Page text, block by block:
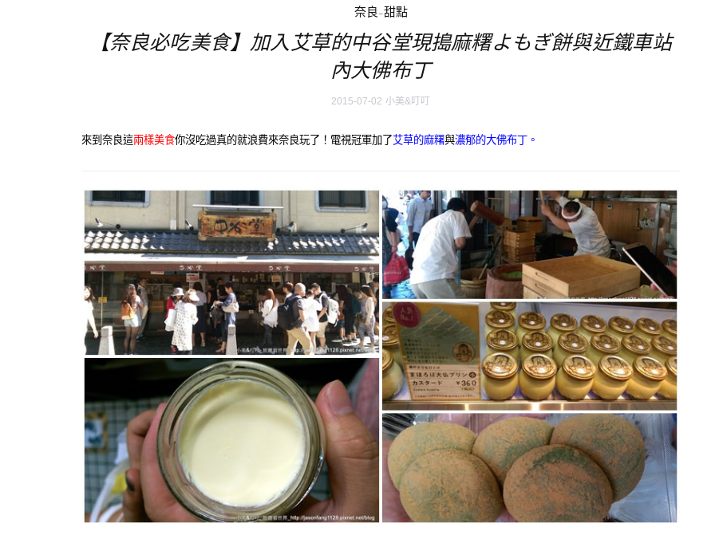
奈良-甜點
【奈良必吃美食】加入艾草的中谷堂現搗麻糬よもぎ餅與近鐵車站
內大佛布丁
2015-07-02 小美&叮叮
來到奈良這兩樣美食你沒吃過真的就浪費來奈良玩了！電視冠軍加了艾草的麻糬與濃郁的大佛布丁。